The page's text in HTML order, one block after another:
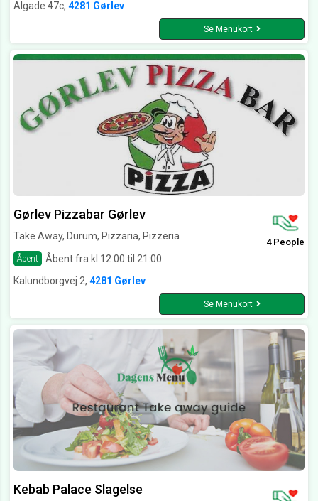
Algade 47c, 4281 Gørlev
Se Menukort
Gørlev Pizzabar Gørlev
Take Away, Durum, Pizzaria, Pizzeria
Åbent Åbent fra kl 12:00 til 21:00
4 People
Kalundborgvej 2, 4281 Gørlev
Se Menukort
Kebab Palace Slagelse